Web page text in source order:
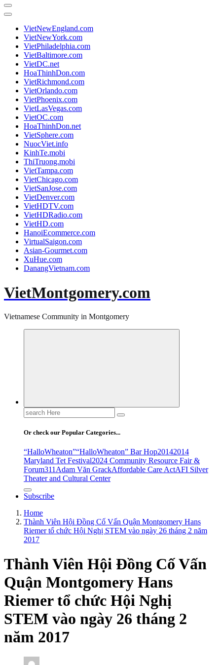
VietNewEngland.com
VietNewYork.com
VietPhiladelphia.com
VietBaltimore.com
VietDC.net
HoaThinhDon.com
VietRichmond.com
VietOrlando.com
VietPhoenix.com
VietLasVegas.com
VietOC.com
HoaThinhDon.net
VietSphere.com
NuocViet.info
KinhTe.mobi
ThiTruong.mobi
VietTampa.com
VietChicago.com
VietSanJose.com
VietDenver.com
VietHDTV.com
VietHDRadio.com
VietHD.com
HanoiEcommerce.com
VirtualSaigon.com
Asian-Gourmet.com
XuHue.com
DanangVietnam.com
VietMontgomery.com
Vietnamese Community in Montgomery
Search
for:
Or check our Popular Categories...
“HalloWheaton”“HalloWheaton” Bar Hop20142014
Maryland Tet Festival2024 Community Resource Fair &
Forum311Adam Văn GrackAffordable Care ActAFI Silver
Theater and Cultural Center
Subscribe
Home
Thành Viên Hội Đồng Cố Vấn Quận Montgomery Hans
Riemer tổ chức Hội Nghị STEM vào ngày 26 tháng 2 năm
2017
Thành Viên Hội Đồng Cố Vấn
Quận Montgomery Hans
Riemer tổ chức Hội Nghị
STEM vào ngày 26 tháng 2
năm 2017